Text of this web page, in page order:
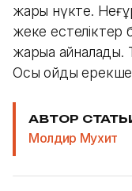
жарық нүкте.
жеке естеліктер
жарыққа
Осы ойды ерекше
АВТОР
Молдир Мухит